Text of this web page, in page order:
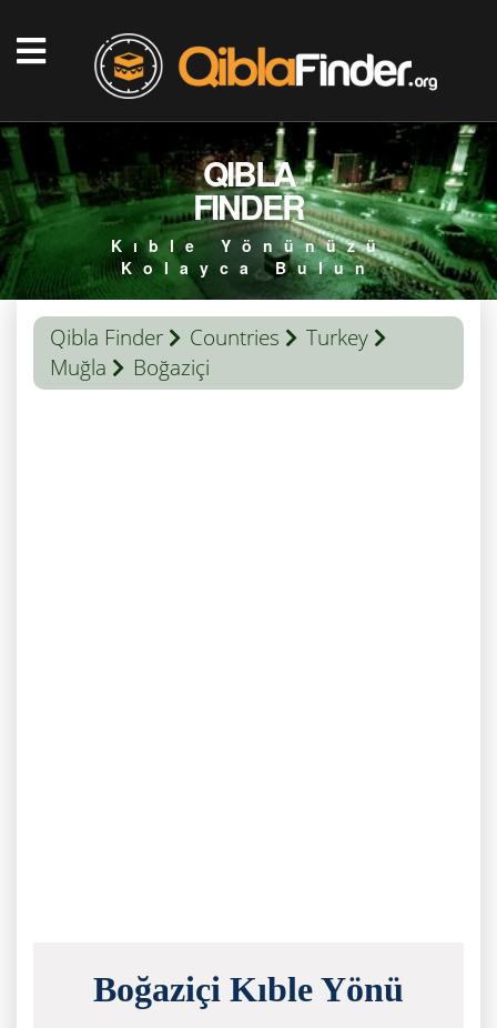
QIBLA
FINDER
Kıble Yönünüzü
Kolayca Bulun
Qibla Finder Countries
Turkey
Muğla
Boğaziçi
Boğaziçi Kıble Yönü